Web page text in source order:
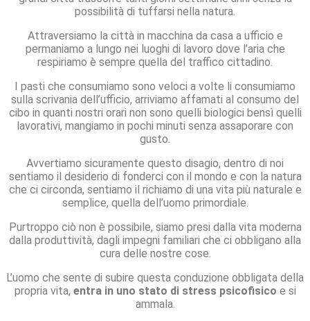
possibilità di tuffarsi nella natura.
Attraversiamo la città in macchina da casa a ufficio e
permaniamo a lungo nei luoghi di lavoro dove l’aria che
respiriamo è sempre quella del traffico cittadino.
I pasti che consumiamo sono veloci a volte li consumiamo
sulla scrivania dell’ufficio, arriviamo affamati al consumo del
cibo in quanti nostri orari non sono quelli biologici bensì quelli
lavorativi, mangiamo in pochi minuti senza assaporare con
gusto.
Avvertiamo sicuramente questo disagio, dentro di noi
sentiamo il desiderio di fonderci con il mondo e con la natura
che ci circonda, sentiamo il richiamo di una vita più naturale e
semplice, quella dell’uomo primordiale.
Purtroppo ciò non è possibile, siamo presi dalla vita moderna
dalla produttività, dagli impegni familiari che ci obbligano alla
cura delle nostre cose.
L’uomo che sente di subire questa conduzione obbligata della
propria vita, entra in uno stato di stress psicofisico e si
ammala.